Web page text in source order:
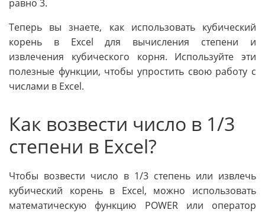
равно 3.
Теперь вы знаете, как использовать кубический
корень в Excel для вычисления степени и
извлечения кубического корня. Используйте эти
полезные функции, чтобы упростить свою работу с
числами в Excel.
Как возвести число в 1/3
степени в Excel?
Чтобы возвести число в 1/3 степень или извлечь
кубический корень в Excel, можно использовать
математическую функцию POWER или оператор